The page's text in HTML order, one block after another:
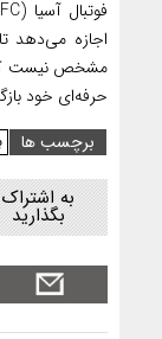
اجازه می‌دهد
مشخص نیست که
حرفه‌ای خود
برچسب ها
به اشتراک
بگذارید